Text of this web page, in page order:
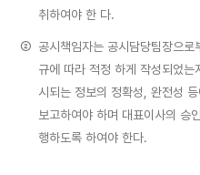
취하여야 한 다.
② 공시책임자는 공시담당팀장으
규에 따라 적정 하게 작성되었
시되는 정보의 정확성, 완전성
보고하여야 하며 대표이사의 승
행하도록 하여야 한다.